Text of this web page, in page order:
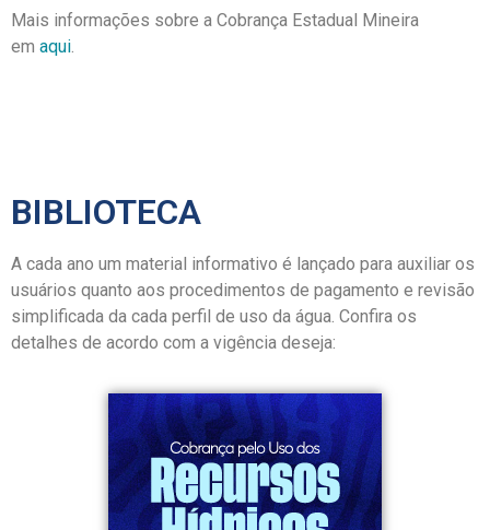
Mais informações sobre a Cobrança Estadual Mineira
em aqui
BIBLIOTECA
A cada ano um material informativo é lançado para auxiliar os
usuários quanto aos procedimentos de pagamento e revisão
simplificada da cada perfil de uso da água. Confira os
detalhes de acordo com a vigência deseja: